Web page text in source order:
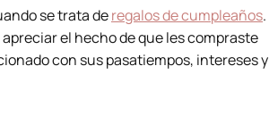
se trata deregalos de cumpleaños.
el hecho de que les compraste
con sus pasatiempos, intereses y